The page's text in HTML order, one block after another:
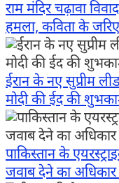
राम मंदिर चढ़ावा
हमला, कविता के जरिए
ईरान के नए सुप्रीम
मोदी की ईद की
पाकिस्तान के
जवाब देने का अधिकार